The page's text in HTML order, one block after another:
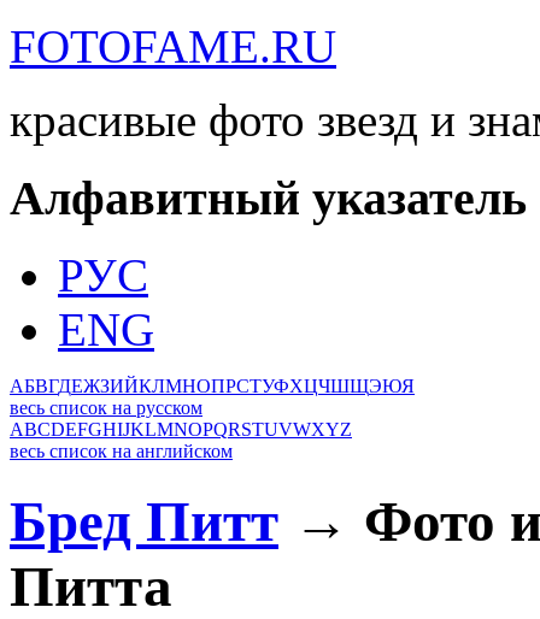
FOTOFAME.RU
красивые фото звезд и
Алфавитный указатель
РУС
ENG
АБВГДЕЖЗИЙКЛМНОПРСТУФХЦЧШЩЭЮЯ
весь список на русском
ABCDEFGHIJKLMNOPQRSTUVWXYZ
весь список на английском
Бред Питт → Фото
Питта